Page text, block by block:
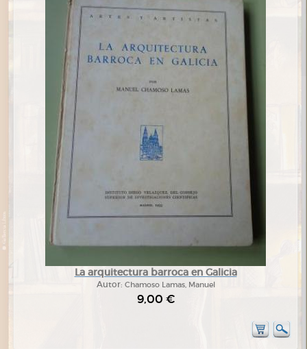
La arquitectura barroca en Galicia
Autor: Chamoso Lamas, Manuel
9,00 €